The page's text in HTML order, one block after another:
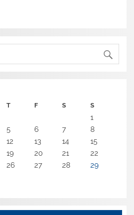
T F S S
1
5 6 7
8
12 13 14
15
19 20 21
22
26 27 28
29